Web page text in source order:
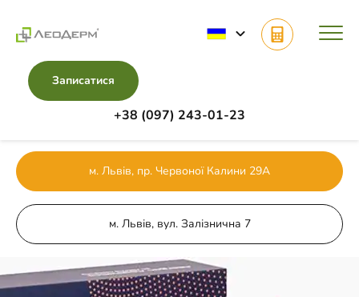
+38 (097) 243-01-23
Записатися
м. Львів, пр. Червоної Калини 29А
м. Львів, вул. Залізнична 7